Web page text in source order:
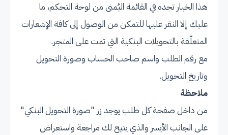
هذا الخيار تجده في القائمة اليُمنى من لوحة التحكم، ما
عليك إلا النقر عليها للتمكن من الوصول إلى كافة الإشعارات
المتعلّقة بالتحويلات البنكية التي تمت على المتجر.
مع رقم الطلب واسم صاحب الحساب وصورة التحويل
وتاريخ التحويل.
ملاحظة
من داخل صفحة كل طلب يوجد زر "صورة التحويل البنكي"
على الجانب الأيسر والذي يتيح لك مراجعة واستعراض